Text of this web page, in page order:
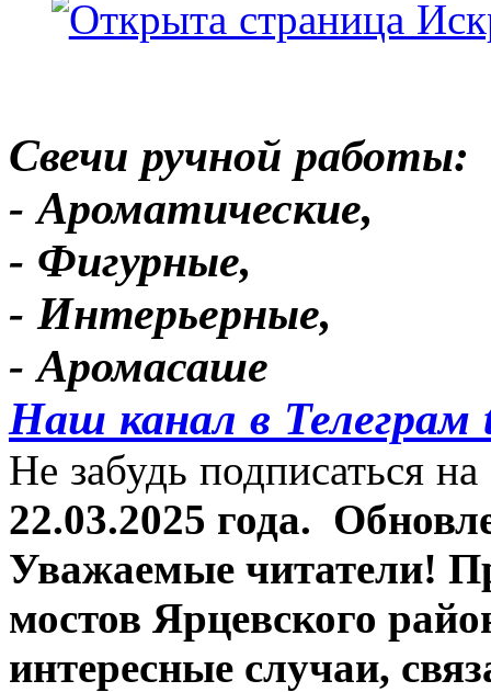
Свечи ручной работы:
- Ароматические,
- Фигурные,
- Интерьерные,
- Аромасаше
Наш канал в Телеграм
Не забудь подписаться
22.03.2025 года.
Уважаемые читатели!
мостов Ярцевского
интересные случаи,